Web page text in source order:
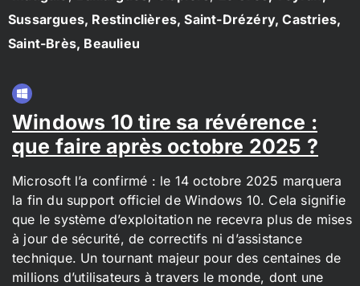
Sussargues, Restinclières, Saint-Drézéry, Castries,
Saint-Brès, Beaulieu
Windows 10 tire sa révérence :
que faire après octobre 2025 ?
Microsoft l’a confirmé : le 14 octobre 2025 marquera
la fin du support officiel de Windows 10. Cela signifie
que le système d’exploitation ne recevra plus de mises
à jour de sécurité, de correctifs ni d’assistance
technique. Un tournant majeur pour des centaines de
millions d’utilisateurs à travers le monde, dont une